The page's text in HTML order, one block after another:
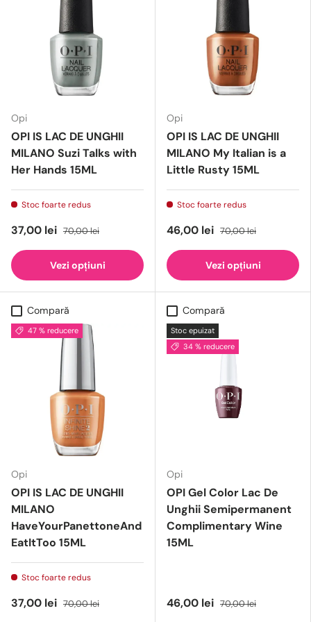
Opi
OPI IS LAC DE UNGHII
MILANO Suzi Talks with
Her Hands 15ML
Stoc foarte redus
37,00 lei 70,00 lei
Vezi opțiuni
Opi
OPI IS LAC DE UNGHII
MILANO My Italian is a
Little Rusty 15ML
Stoc foarte redus
46,00 lei 70,00 lei
Vezi opțiuni
Compară
47 % reducere
Opi
OPI IS LAC DE UNGHII
MILANO
HaveYourPanettoneAnd
EatItToo 15ML
Stoc foarte redus
37,00 lei 70,00 lei
Compară
Stoc epuizat
34 % reducere
Opi
OPI Gel Color Lac De
Unghii Semipermanent
Complimentary Wine
15ML
46,00 lei 70,00 lei